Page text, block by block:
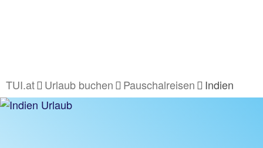
TUI.at Urlaub buchen Pauschalreisen Indien